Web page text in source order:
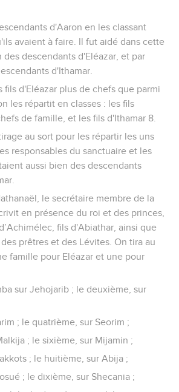
d'Aaron en les classant
avaient à faire. Il fut aidé dans cette
des descendants d'Eléazar, et par
d'Ithamar.
fils d'Eléazar plus de chefs que parmi
les répartit en classes : les fils
de famille, et les fils d'Ithamar 8.
au sort pour les répartir les uns
responsables du sanctuaire et les
aussi bien des descendants
le secrétaire membre de la
en présence du roi et des princes,
fils d'Abiathar, ainsi que
prêtres et des Lévites. On tira au
famille pour Eléazar et une pour
sur Jehojarib ; le deuxième, sur
; le quatrième, sur Seorim ;
; le sixième, sur Mijamin ;
; le huitième, sur Abija ;
; le dixième, sur Shecania ;